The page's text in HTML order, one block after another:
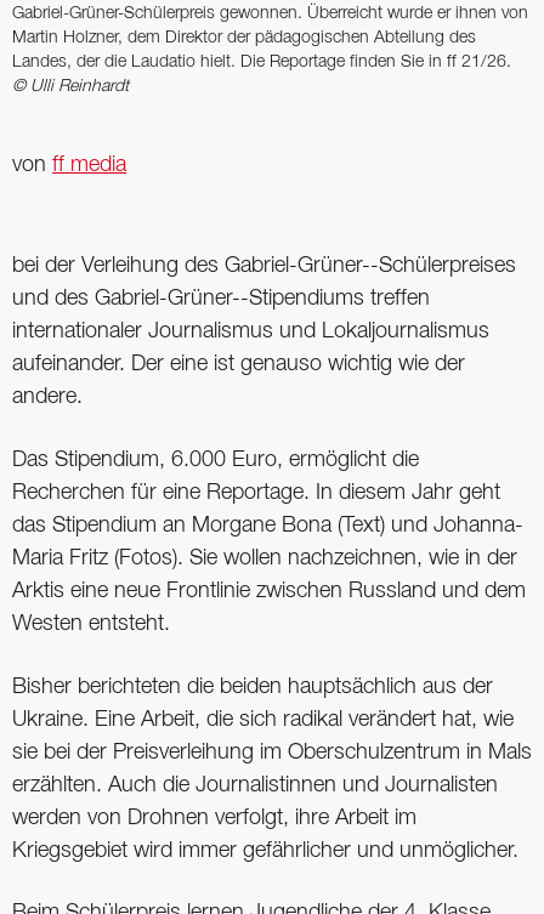
Gabriel-­Grüner-Schülerpreis ­gewonnen. Überreicht wurde er ihnen von
Martin ­Holzner, dem Direktor der pädagogischen Abteilung des
Landes, der die Laudatio hielt. Die Reportage finden Sie in ff 21/26.
© Ulli Reinhardt
von ff media
bei der Verleihung des Gabriel-Grüner--Schülerpreises
und des Gabriel-Grüner--Stipendiums treffen
internationaler Journalismus und Lokaljournalismus
aufeinander. Der eine ist genauso wichtig wie der
andere.
Das Stipendium, 6.000 Euro, ermöglicht die
Recherchen für eine Reportage. In diesem Jahr geht
das Stipendium an Morgane Bona (Text) und Johanna-
Maria Fritz (Fotos). Sie wollen nachzeichnen, wie in der
Arktis eine neue Frontlinie zwischen Russland und dem
Westen entsteht.
Bisher berichteten die beiden hauptsächlich aus der
Ukraine. Eine Arbeit, die sich radikal verändert hat, wie
sie bei der Preisverleihung im Oberschulzentrum in Mals
erzählten. Auch die Journalistinnen und Journalisten
werden von Drohnen verfolgt, ihre Arbeit im
Kriegsgebiet wird immer gefährlicher und unmöglicher.